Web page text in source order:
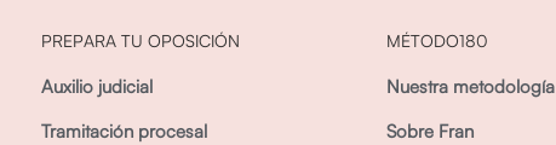
PREPARA TU OPOSICIÓN
Auxilio judicial
Tramitación procesal
MÉTODO180
Nuestra metodología
Sobre Fran